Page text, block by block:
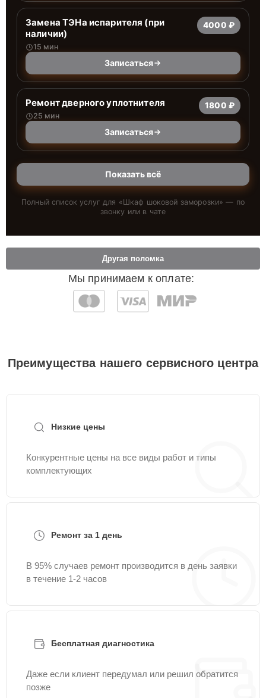
Замена ТЭНа испарителя (при
наличии)
15 мин
4000 ₽
Записаться
Ремонт дверного уплотнителя
25 мин
1800 ₽
Записаться
Показать всё
Полный список услуг для «Шкаф шоковой заморозки» — по
звонку или в чате
Мы принимаем к оплате:
Другая поломка
Преимущества нашего сервисного центра
Низкие цены
Конкурентные цены на все виды работ и типы
комплектующих
Ремонт за 1 день
В 95% случаев ремонт производится в день заявки
в течение 1-2 часов
Бесплатная диагностика
Даже если клиент передумал или решил обратится
позже